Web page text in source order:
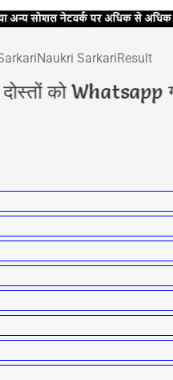
SarkariResult
को Whatsapp
a
g
e
a
g
e
a
g
e